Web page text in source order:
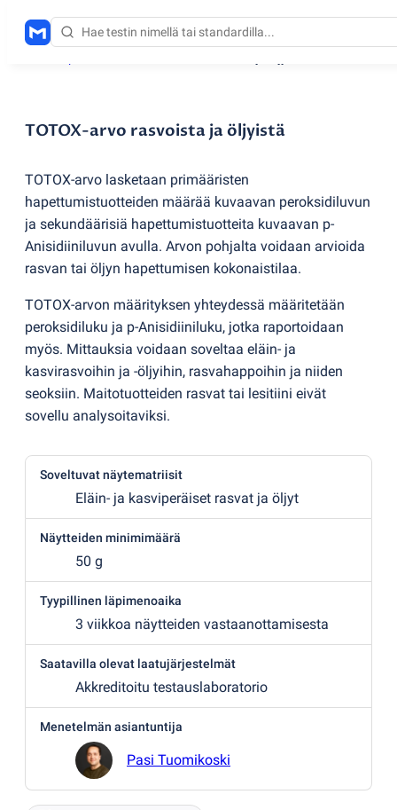
TOTOX-arvo rasvoista ja öljyistä
TOTOX-arvo lasketaan primääristen
hapettumistuotteiden määrää kuvaavan peroksidiluvun
ja sekundäärisiä hapettumistuotteita kuvaavan p-
Anisidiiniluvun avulla. Arvon pohjalta voidaan arvioida
rasvan tai öljyn hapettumisen kokonaistilaa.
TOTOX-arvon määrityksen yhteydessä määritetään
peroksidiluku ja p-Anisidiiniluku, jotka raportoidaan
myös. Mittauksia voidaan soveltaa eläin- ja
kasvirasvoihin ja -öljyihin, rasvahappoihin ja niiden
seoksiin. Maitotuotteiden rasvat tai lesitiini eivät
sovellu analysoitaviksi.
Soveltuvat näytematriisit
Eläin- ja kasviperäiset rasvat ja öljyt
Näytteiden minimimäärä
50 g
Tyypillinen läpimenoaika
3 viikkoa näytteiden vastaanottamisesta
Saatavilla olevat laatujärjestelmät
Akkreditoitu testauslaboratorio
Menetelmän asiantuntija
Pasi Tuomikoski